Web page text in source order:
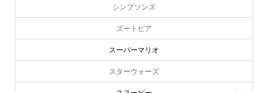
シンプソンズ
ズートピア
スーパーマリオ
スターウォーズ